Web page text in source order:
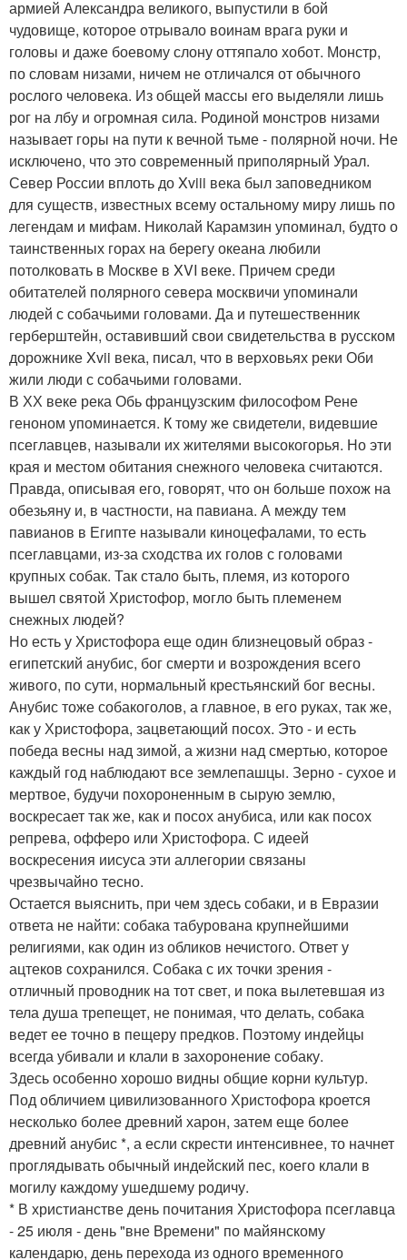
армией Александра великого, выпустили в бой
чудовище, которое отрывало воинам врага руки и
головы и даже боевому слону оттяпало хобот. Монстр,
по словам низами, ничем не отличался от обычного
рослого человека. Из общей массы его выделяли лишь
рог на лбу и огромная сила. Родиной монстров низами
называет горы на пути к вечной тьме - полярной ночи. Не
исключено, что это современный приполярный Урал.
Север России вплоть до Xviii века был заповедником
для существ, известных всему остальному миру лишь по
легендам и мифам. Николай Карамзин упоминал, будто о
таинственных горах на берегу океана любили
потолковать в Москве в XVI веке. Причем среди
обитателей полярного севера москвичи упоминали
людей с собачьими головами. Да и путешественник
герберштейн, оставивший свои свидетельства в русском
дорожнике Xvii века, писал, что в верховьях реки Оби
жили люди с собачьими головами.
В ХХ веке река Обь французским философом Рене
геноном упоминается. К тому же свидетели, видевшие
псеглавцев, называли их жителями высокогорья. Но эти
края и местом обитания снежного человека считаются.
Правда, описывая его, говорят, что он больше похож на
обезьяну и, в частности, на павиана. А между тем
павианов в Египте называли киноцефалами, то есть
псеглавцами, из-за сходства их голов с головами
крупных собак. Так стало быть, племя, из которого
вышел святой Христофор, могло быть племенем
снежных людей?
Но есть у Христофора еще один близнецовый образ -
египетский анубис, бог смерти и возрождения всего
живого, по сути, нормальный крестьянский бог весны.
Анубис тоже собакоголов, а главное, в его руках, так же,
как у Христофора, зацветающий посох. Это - и есть
победа весны над зимой, а жизни над смертью, которое
каждый год наблюдают все землепашцы. Зерно - сухое и
мертвое, будучи похороненным в сырую землю,
воскресает так же, как и посох анубиса, или как посох
репрева, офферо или Христофора. С идеей
воскресения иисуса эти аллегории связаны
чрезвычайно тесно.
Остается выяснить, при чем здесь собаки, и в Евразии
ответа не найти: собака табурована крупнейшими
религиями, как один из обликов нечистого. Ответ у
ацтеков сохранился. Собака с их точки зрения -
отличный проводник на тот свет, и пока вылетевшая из
тела душа трепещет, не понимая, что делать, собака
ведет ее точно в пещеру предков. Поэтому индейцы
всегда убивали и клали в захоронение собаку.
Здесь особенно хорошо видны общие корни культур.
Под обличием цивилизованного Христофора кроется
несколько более древний харон, затем еще более
древний анубис *, а если скрести интенсивнее, то начнет
проглядывать обычный индейский пес, коего клали в
могилу каждому ушедшему родичу.
* В христианстве день почитания Христофора псеглавца
- 25 июля - день "вне Времени" по майянскому
календарю, день перехода из одного временного